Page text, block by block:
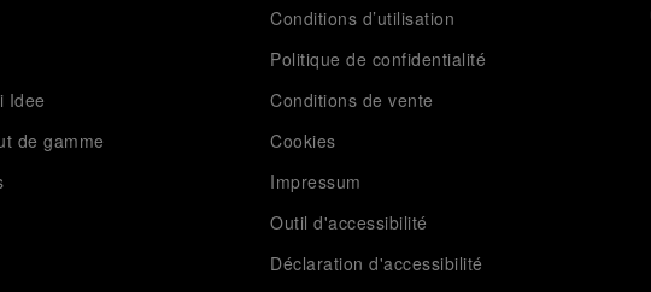
Idee
de gamme
Conditions d’utilisation
Politique de confidentialité
Conditions de vente
Cookies
Impressum
Outil d'accessibilité
Déclaration d'accessibilité